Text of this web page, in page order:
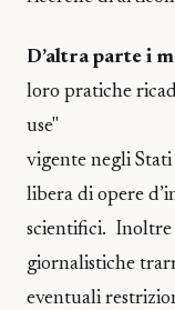
D’altra parte i
loro pratiche
use"
vigente negli
libera di opere
scientifici. Inoltre
giornalistiche
eventuali